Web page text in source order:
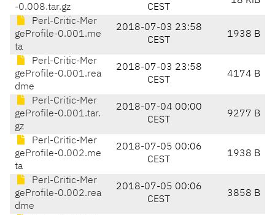
-0.008.tar.gz
CEST
Perl-Critic-Mer
geProfile-0.001.me
ta
2018-07-03 23:58
CEST
1938 B
Perl-Critic-Mer
geProfile-0.001.rea
dme
2018-07-03 23:58
CEST
4174 B
Perl-Critic-Mer
geProfile-0.001.tar.
gz
2018-07-04 00:00
CEST
9277 B
Perl-Critic-Mer
geProfile-0.002.me
ta
2018-07-05 00:06
CEST
1938 B
Perl-Critic-Mer
geProfile-0.002.rea
dme
2018-07-05 00:06
CEST
3858 B